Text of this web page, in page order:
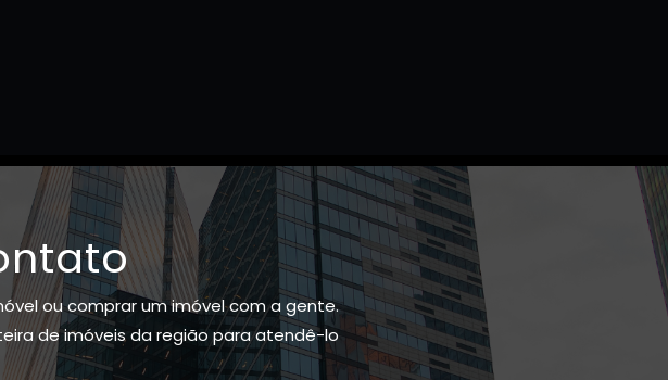
ou comprar um imóvel com a gente.
de imóveis da região para atendê-lo